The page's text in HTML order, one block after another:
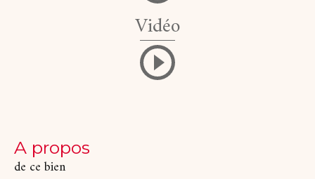
Vidéo
a propos
de ce bien